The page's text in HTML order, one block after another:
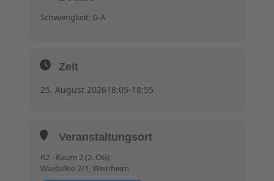
Schwierigkeit: G-A
Zeit
25. August 202618:05-18:55
Veranstaltungsort
R2 - Raum 2 (2. OG)
Waidallee 2/1, Weinheim